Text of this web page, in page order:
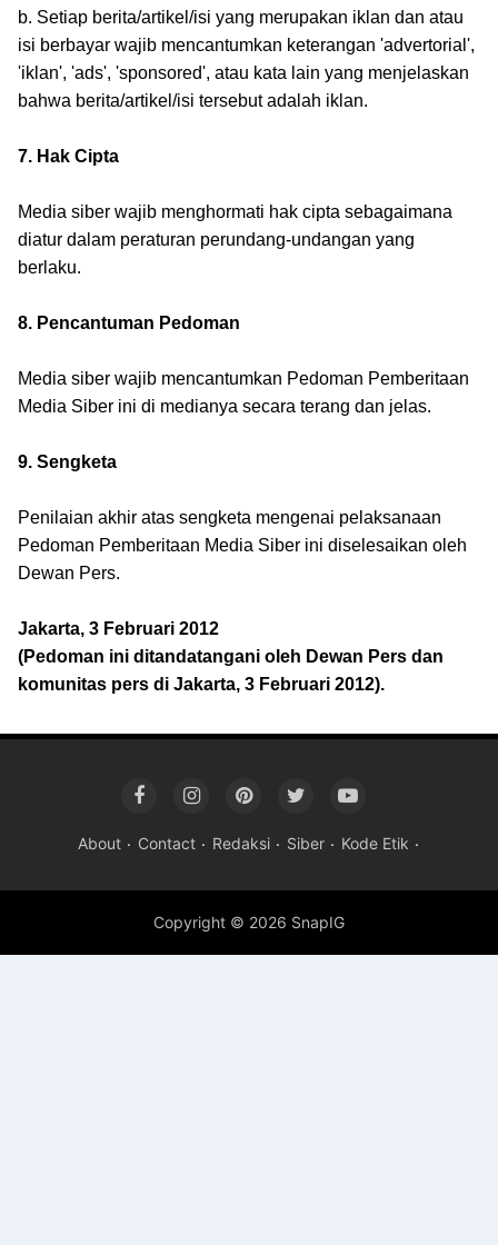
b. Setiap berita/artikel/isi yang merupakan iklan dan atau
isi berbayar wajib mencantumkan keterangan 'advertorial',
'iklan', 'ads', 'sponsored', atau kata lain yang menjelaskan
bahwa berita/artikel/isi tersebut adalah iklan.
7. Hak Cipta
Media siber wajib menghormati hak cipta sebagaimana
diatur dalam peraturan perundang-undangan yang
berlaku.
8. Pencantuman Pedoman
Media siber wajib mencantumkan Pedoman Pemberitaan
Media Siber ini di medianya secara terang dan jelas.
9. Sengketa
Penilaian akhir atas sengketa mengenai pelaksanaan
Pedoman Pemberitaan Media Siber ini diselesaikan oleh
Dewan Pers.
Jakarta, 3 Februari 2012
(Pedoman ini ditandatangani oleh Dewan Pers dan
komunitas pers di Jakarta, 3 Februari 2012).
About Contact Redaksi Siber Kode Etik
Copyright © 2026 SnapIG